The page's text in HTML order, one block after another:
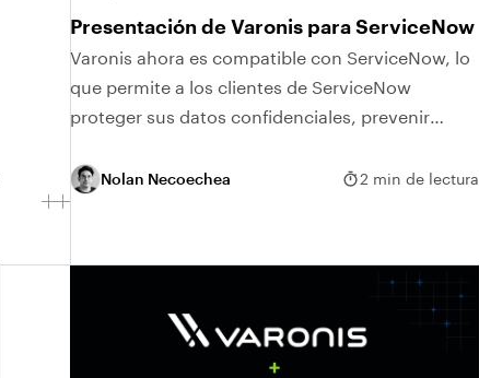
Presentación de Varonis para ServiceNow
Varonis ahora es compatible con ServiceNow, lo
que permite a los clientes de ServiceNow
proteger sus datos confidenciales, prevenir
Nolan Necoechea 2 min de lectura